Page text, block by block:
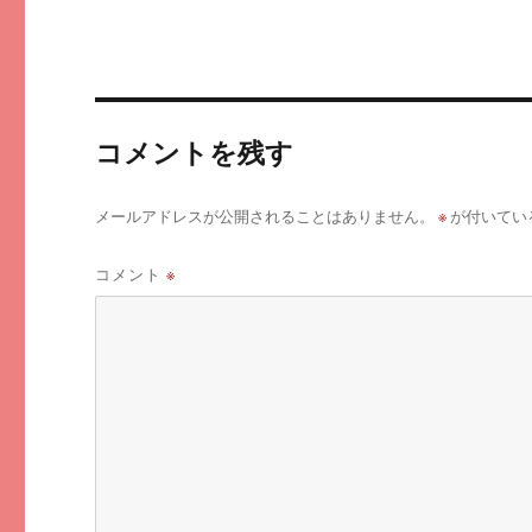
コメントを残す
メールアドレスが公開されることはありません。 ※ が付いてい
コメント※